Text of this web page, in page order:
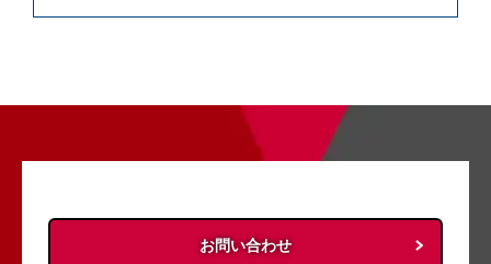
お問い合わせ